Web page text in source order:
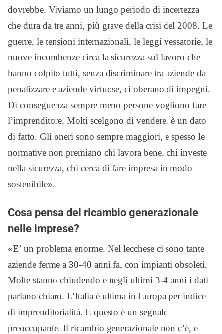
dovrebbe. Viviamo un lungo periodo di incertezza
che dura da tre anni, più grave della crisi del 2008. Le
guerre, le tensioni internazionali, le leggi vessatorie, le
nuove incombenze circa la sicurezza sul lavoro che
hanno colpito tutti, senza discriminare tra aziende da
penalizzare e aziende virtuose, ci oberano di impegni.
Di conseguenza sempre meno persone vogliono fare
l’imprenditore. Molti scelgono di vendere, è un dato
di fatto. Gli oneri sono sempre maggiori, e spesso le
normative non premiano chi lavora bene, chi investe
nella sicurezza, chi cerca di fare impresa in modo
sostenibile».
Cosa pensa del ricambio generazionale
nelle imprese?
«E’ un problema enorme. Nel lecchese ci sono tante
aziende ferme a 30-40 anni fa, con impianti obsoleti.
Molte stanno chiudendo e negli ultimi 3-4 anni i dati
parlano chiaro. L’Italia è ultima in Europa per indice
di imprenditorialità. E questo è un segnale
preoccupante. Il ricambio generazionale non c’è, e